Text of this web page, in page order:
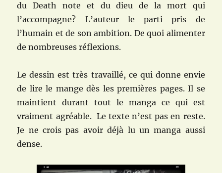
du Death note et du dieu de la mort qui
l’accompagne? L’auteur le parti pris de
l’humain et de son ambition. De quoi alimenter
de nombreuses réflexions.
Le dessin est très travaillé, ce qui donne envie
de lire le mange dès les premières pages. Il se
maintient durant tout le manga ce qui est
vraiment agréable. Le texte n’est pas en reste.
Je ne crois pas avoir déjà lu un manga aussi
dense.